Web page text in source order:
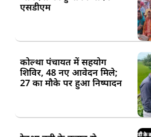
एसडीएम
कोल्था पंचायत में सहयोग
शिविर, 48 नए आवेदन मिले;
27 का मौके पर हुआ निष्पादन